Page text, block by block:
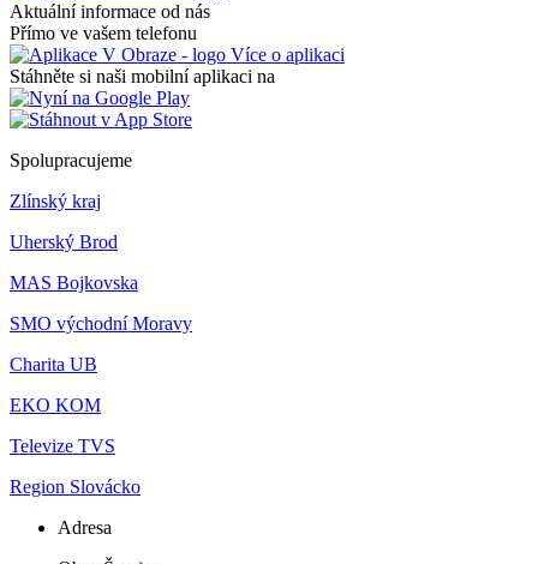
Aktuální informace od nás
Přímo ve vašem telefonu
Více o aplikaci
Stáhněte si naši mobilní aplikaci na
Spolupracujeme
Zlínský kraj
Uherský Brod
MAS Bojkovska
SMO východní Moravy
Charita UB
EKO KOM
Televize TVS
Region Slovácko
Adresa